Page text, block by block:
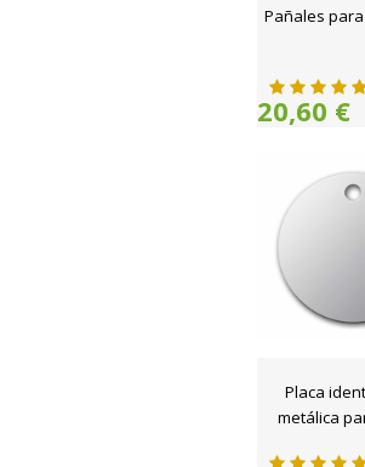
Pañales
20,60 €
Placa
metálica